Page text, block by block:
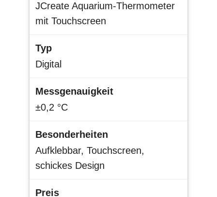
JCreate Aquarium-Thermometer
mit Touchscreen
Digital
±0,2 °C
Aufklebbar, Touchscreen,
schickes Design